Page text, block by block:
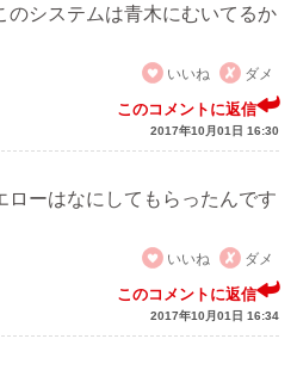
のシステムは青木にむいてるか
いいね
ダメ
このコメントに返信
2017年10月01日 16:30
ローはなにしてもらったんです
いいね
ダメ
このコメントに返信
2017年10月01日 16:34